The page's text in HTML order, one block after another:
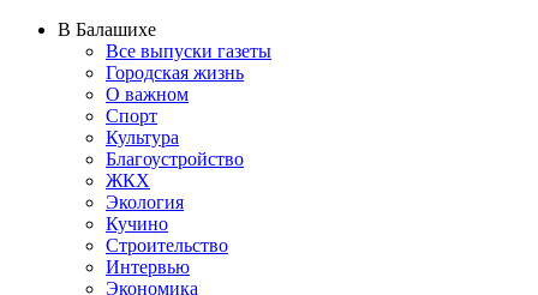
В Балашихе
Все выпуски газеты
Городская жизнь
О важном
Спорт
Культура
Благоустройство
ЖКХ
Экология
Кучино
Строительство
Интервью
Экономика